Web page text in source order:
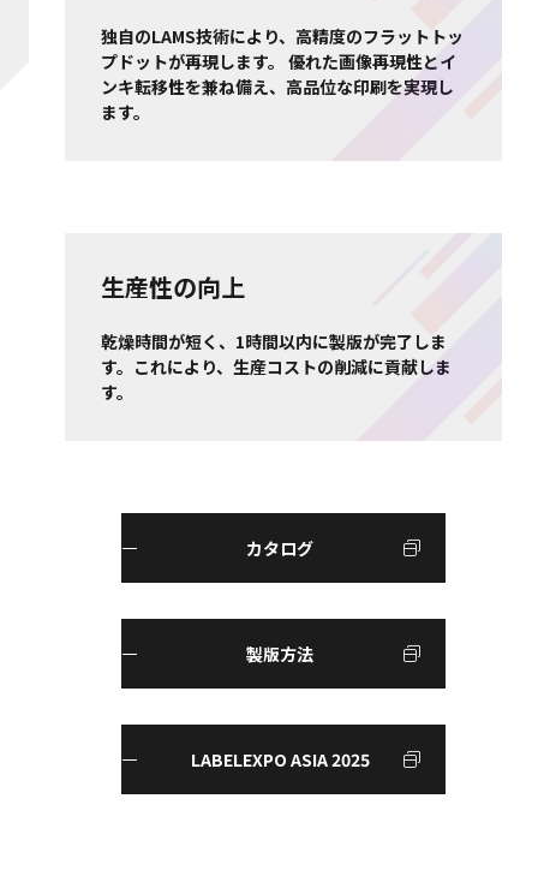
独自のLAMS技術により、高精度のフラットトッ
プドットが再現します。 優れた画像再現性とイ
ンキ転移性を兼ね備え、高品位な印刷を実現し
ます。
生産性の向上
乾燥時間が短く、1時間以内に製版が完了しま
す。これにより、生産コストの削減に貢献しま
す。
カタログ
製版方法
LABELEXPO ASIA 2025